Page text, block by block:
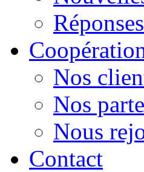
Nos
Nos
Nous
Contact